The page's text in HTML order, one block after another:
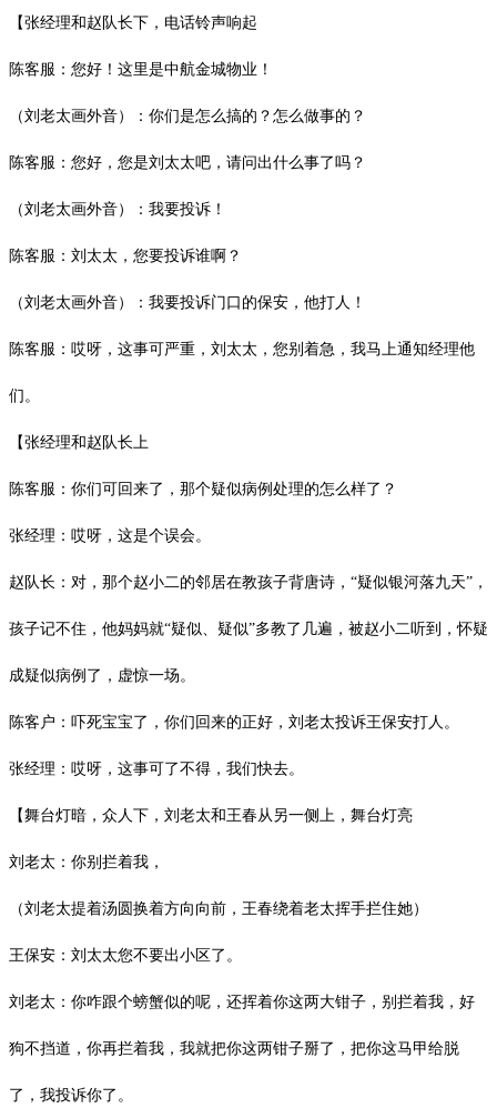
【张经理和赵队长下，电话铃声响起
陈客服：您好！这里是中航金城物业！
（刘老太画外音）：你们是怎么搞的？怎么做事的？
陈客服：您好，您是刘太太吧，请问出什么事了吗？
（刘老太画外音）：我要投诉！
陈客服：刘太太，您要投诉谁啊？
（刘老太画外音）：我要投诉门口的保安，他打人！
陈客服：哎呀，这事可严重，刘太太，您别着急，我马上通知经理他
们。
【张经理和赵队长上
陈客服：你们可回来了，那个疑似病例处理的怎么样了？
张经理：哎呀，这是个误会。
赵队长：对，那个赵小二的邻居在教孩子背唐诗， “疑似银河落九天”，
孩子记不住，他妈妈就“疑似、疑似”多教了几遍，被赵小二听到，怀疑
成疑似病例了，虚惊一场。
陈客户：吓死宝宝了，你们回来的正好，刘老太投诉王保安打人。
张经理：哎呀，这事可了不得，我们快去。
【舞台灯暗，众人下，刘老太和王春从另一侧上，舞台灯亮
刘老太：你别拦着我，
（刘老太提着汤圆换着方向向前，王春绕着老太挥手拦住她）
王保安：刘太太您不要出小区了。
刘老太：你咋跟个螃蟹似的呢，还挥着你这两大钳子，别拦着我，好
狗不挡道，你再拦着我，我就把你这两钳子掰了，把你这马甲给脱
了，我投诉你了。